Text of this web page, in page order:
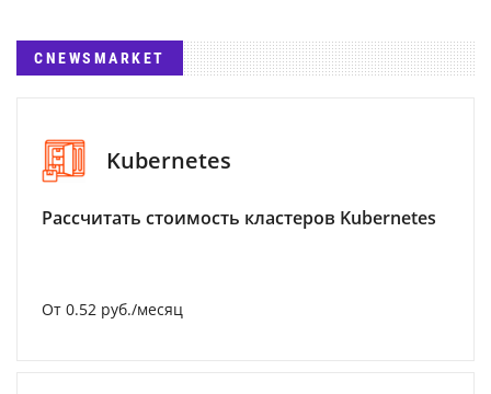
CNEWSMARKET
Kubernetes
Рассчитать стоимость кластеров Kubernetes
От 0.52 руб./месяц